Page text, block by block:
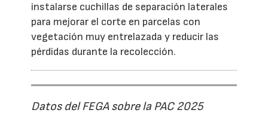
instalarse cuchillas de separación laterales
para mejorar el corte en parcelas con
vegetación muy entrelazada y reducir las
pérdidas durante la recolección.
Datos del FEGA sobre la PAC 2025